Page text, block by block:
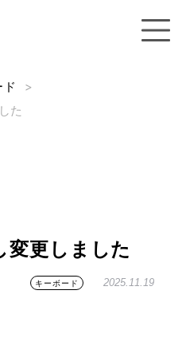
>
た
変更しました
キーボード 2025.11.19